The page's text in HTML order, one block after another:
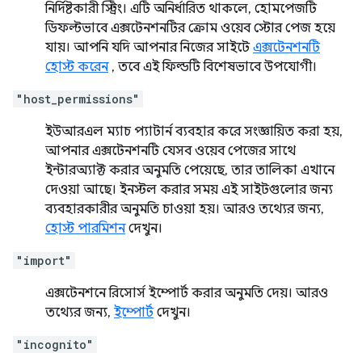
নির্দিষ্টকারী স্ট্রিং। এটি অনির্ধারিত থাকলে, হোমপেজটি
ডিফল্টভাবে এক্সটেনশনটির ক্রোম ওয়েব স্টোর পেজ হয়ে
যায়। আপনি যদি আপনার নিজের সাইটেএক্সটেনশনটি
হোস্ট করেন, তবে এই ফিল্ডটি বিশেষভাবে উপযোগী।
"host_permissions"
ইউআরএল ম্যাচ প্যাটার্ন ব্যবহার করে সংজ্ঞায়িত করা হয়,
আপনার এক্সটেনশনটি যেসব ওয়েব পেজের সাথে
ইন্টারঅ্যাক্ট করার অনুমতি পেয়েছে, তার তালিকা এখানে
দেওয়া আছে। ইনস্টল করার সময় এই সাইটগুলোর জন্য
ব্যবহারকারীর অনুমতি চাওয়া হয়। আরও তথ্যের জন্য,
হোস্ট পারমিশনদেখুন।
"import"
এক্সটেনশনে রিসোর্স ইম্পোর্ট করার অনুমতি দেয়। আরও
তথ্যের জন্য, ইম্পোর্টদেখুন।
"incognito"